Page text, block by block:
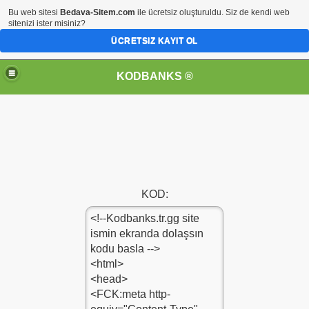
KODBANKS ®
KOD:
Bu web sitesi Bedava-Sitem.com ile ücretsiz oluşturuldu. Siz de kendi web
sitenizi ister misiniz?
ÜCRETSIZ KAYIT OL